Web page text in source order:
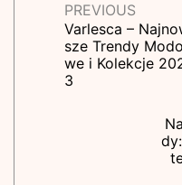
PREVIOUS
Varlesca –
sze Trendy Modo
we i Kolekcje
3